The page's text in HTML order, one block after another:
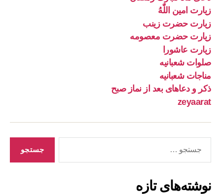
زیارت امین اللّٰهُ
زیارت حضرت زینب
زیارت حضرت معصومه
زیارت عاشورا
صلوات شعبانیه
مناجات شعبانیه
ذکر و دعاهای بعد از نماز صبح
zeyaarat
نوشته‌های تازه